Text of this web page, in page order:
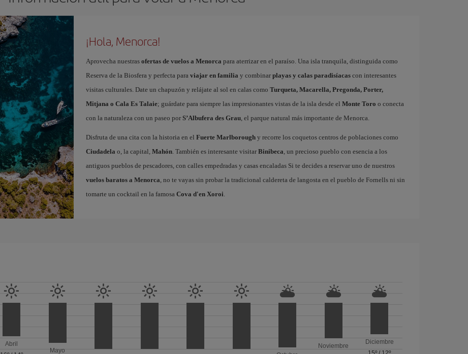
¡Hola, Menorca!
Aprovecha nuestras ofertas de vuelos a Menorca para aterrizar en el paraíso. Una isla tranquila, distinguida como
Reserva de la Biosfera y perfecta para viajar en familia y combinar playas y calas paradisíacascon interesantes
visitas culturales. Date un chapuzón y relájate al sol en calas como Turqueta, Macarella, Pregonda, Porter,
Mitjana o Cala Es Talaie; guárdate para siempre las impresionantes vistas de la isla desde el Monte Toro o conecta
con la naturaleza con un paseo por S’Albufera des Grau, el parque natural más importante de Menorca.
Disfruta de una cita con la historia en el Fuerte Marlboroughy recorre los coquetos centros de poblaciones como
Ciudadela o, la capital, Mahón. También es interesante visitar Binibeca, un precioso pueblo con esencia a los
antiguos pueblos de pescadores, con calles empedradas y casas encaladas Si te decides a reservar uno de nuestros
vuelos baratos a Menorca, no te vayas sin probar la tradicional caldereta de langosta en el pueblo de Fornells ni sin
tomarte un cocktail en la famosa Cova d'en Xoroi.
Abril
Mayo
Noviembre
Diciembre